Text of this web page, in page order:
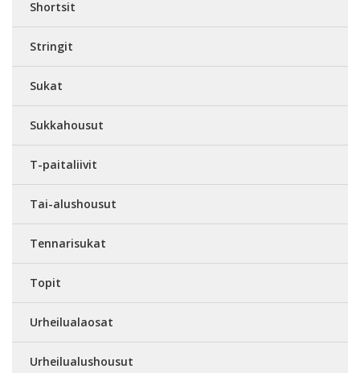
Shortsit
Stringit
Sukat
Sukkahousut
T-paitaliivit
Tai-alushousut
Tennarisukat
Topit
Urheilualaosat
Urheilualushousut